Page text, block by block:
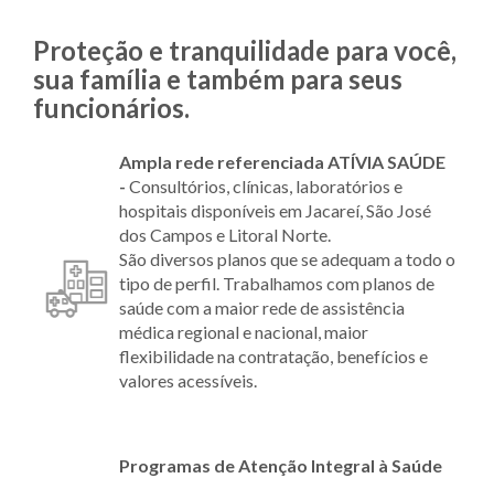
Proteção e tranquilidade para você,
sua família e também para seus
funcionários.
Ampla rede referenciada ATÍVIA SAÚDE
- Consultórios, clínicas, laboratórios e
hospitais disponíveis em Jacareí, São José
dos Campos e Litoral Norte.
São diversos planos que se adequam a todo o
tipo de perfil. Trabalhamos com planos de
saúde com a maior rede de assistência
médica regional e nacional, maior
flexibilidade na contratação, benefícios e
valores acessíveis.
Programas de Atenção Integral à Saúde